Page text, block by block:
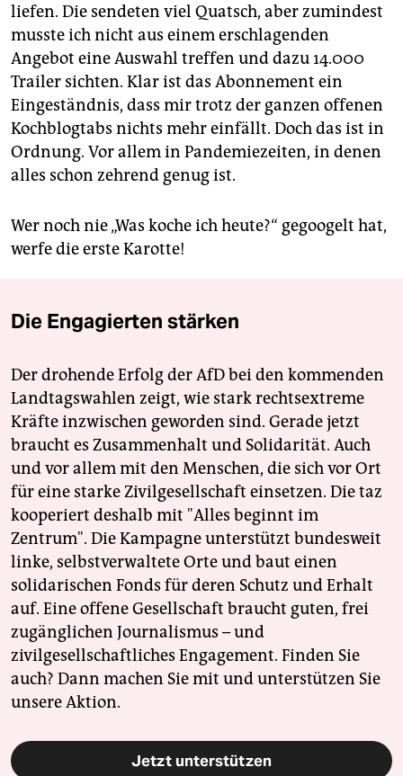
liefen. Die sendeten viel Quatsch, aber zumindest
musste ich nicht aus einem erschlagenden
Angebot eine Auswahl treffen und dazu 14.000
Trailer sichten. Klar ist das Abonnement ein
Eingeständnis, dass mir trotz der ganzen offenen
Kochblogtabs nichts mehr einfällt. Doch das ist in
Ordnung. Vor allem in Pandemiezeiten, in denen
alles schon zehrend genug ist.
Wer noch nie „Was koche ich heute?“ gegoogelt hat,
werfe die erste Karotte!
Die Engagierten stärken
Der drohende Erfolg der AfD bei den kommenden
Landtagswahlen zeigt, wie stark rechtsextreme
Kräfte inzwischen geworden sind. Gerade jetzt
braucht es Zusammenhalt und Solidarität. Auch
und vor allem mit den Menschen, die sich vor Ort
für eine starke Zivilgesellschaft einsetzen. Die taz
kooperiert deshalb mit "Alles beginnt im
Zentrum". Die Kampagne unterstützt bundesweit
linke, selbstverwaltete Orte und baut einen
solidarischen Fonds für deren Schutz und Erhalt
auf. Eine offene Gesellschaft braucht guten, frei
zugänglichen Journalismus – und
zivilgesellschaftliches Engagement. Finden Sie
auch? Dann machen Sie mit und unterstützen Sie
unsere Aktion.
Jetzt unterstützen